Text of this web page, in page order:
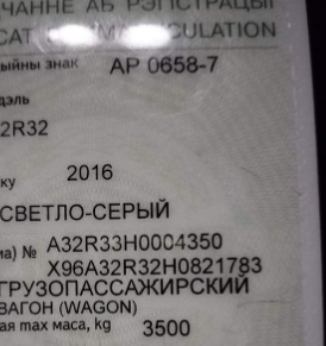
и
Вас
Скачать реквизиты на оплату
Прикрепить подтверждения оплаты...
Республики Беларусь «О защите
продолжения работы на интернет-
ознакомиться сПользовательским
e-auction.byи выразить согласие
о пользователе, в том числе